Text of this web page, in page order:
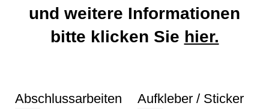
und weitere Informationen
bitte klicken Sie hier.
Abschlussarbeiten
Aufkleber / Sticker